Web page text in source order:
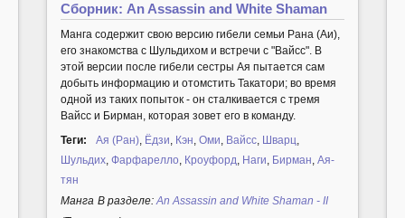
Сборник: An Assassin and White Shaman
Манга содержит свою версию гибели семьи Рана (Аи),
его знакомства с Шульдихом и встречи с "Вайсс". В
этой версии после гибели сестры Ая пытается сам
добыть информацию и отомстить Такатори; во время
одной из таких попыток - он сталкивается с тремя
Вайсс и Бирман, которая зовет его в команду.
Теги:
Ая (Ран), Ёдзи, Кэн, Оми, Вайсс, Шварц,
Шульдих, Фарфарелло, Кроуфорд, Наги, Бирман, Ая-
тян
Манга В разделе:An Assassin and White Shaman - II